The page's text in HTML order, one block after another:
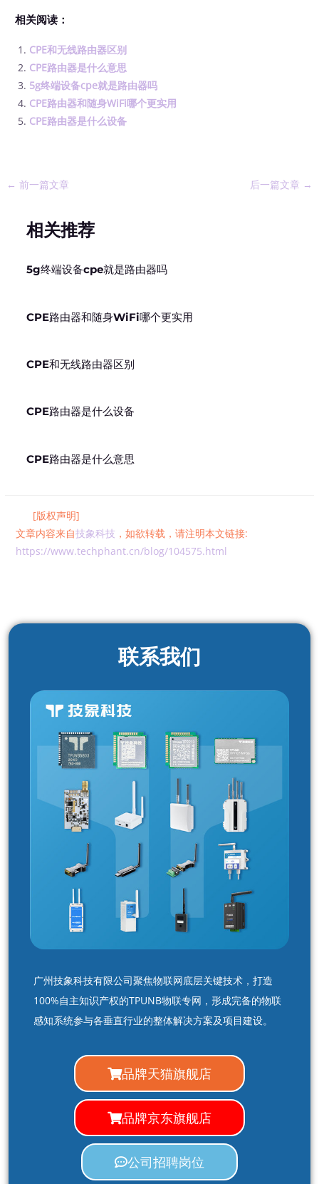
相关阅读：
CPE和无线路由器区别
CPE路由器是什么意思
5g终端设备cpe就是路由器吗
CPE路由器和随身WiFi哪个更实用
CPE路由器是什么设备
← 前一篇文章 后一篇文章 →
相关推荐
5g终端设备cpe就是路由器吗
CPE路由器和随身WiFi哪个更实用
CPE和无线路由器区别
CPE路由器是什么设备
CPE路由器是什么意思
[版权声明]
文章内容来自技象科技 ，如欲转载，请注明本文链接:
https://www.techphant.cn/blog/104575.html
联系我们
广州技象科技有限公司聚焦物联网底层关键技术，打造
100%自主知识产权的TPUNB物联专网，形成完备的物联
感知系统参与各垂直行业的整体解决方案及项目建设。
品牌天猫旗舰店
品牌京东旗舰店
公司招聘岗位